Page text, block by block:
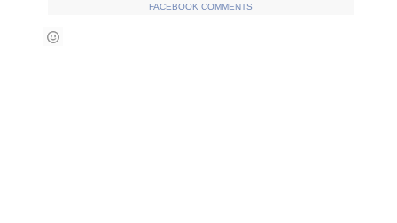
FACEBOOK COMMENTS